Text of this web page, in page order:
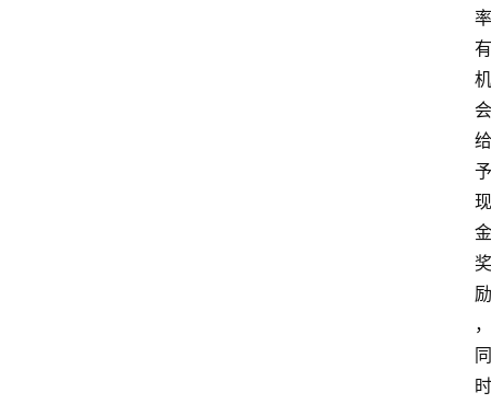
率
有
机
会
给
予
现
金
奖
励
，
同
时